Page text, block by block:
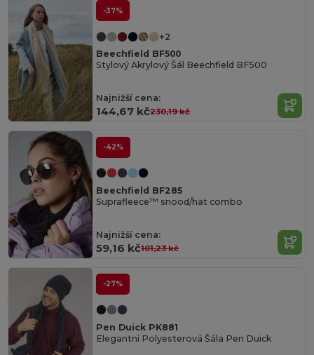
-37%
+2
Beechfield BF500
Stylový Akrylový Šál Beechfield BF500
Najnižší cena:
144,67 kč230,19 kč
-42%
Beechfield BF285
Suprafleece™ snood/hat combo
Najnižší cena:
59,16 kč101,23 kč
-27%
Pen Duick PK881
Elegantní Polyesterová Šála Pen Duick